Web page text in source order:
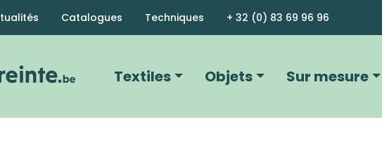
Aller au
Catalogues Techniques + 32 (0) 83 69 96 96
Navigation principale
Textiles Objets Sur mesure